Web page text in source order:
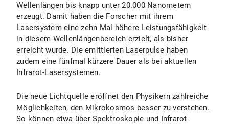
Wellenlängen bis knapp unter 20.000 Nanometern
erzeugt. Damit haben die Forscher mit ihrem
Lasersystem eine zehn Mal höhere Leistungsfähigkeit
in diesem Wellenlängenbereich erzielt, als bisher
erreicht wurde. Die emittierten Laserpulse haben
zudem eine fünfmal kürzere Dauer als bei aktuellen
Infrarot-Lasersystemen.
Die neue Lichtquelle eröffnet den Physikern zahlreiche
Möglichkeiten, den Mikrokosmos besser zu verstehen.
So können etwa über Spektroskopie und Infrarot-